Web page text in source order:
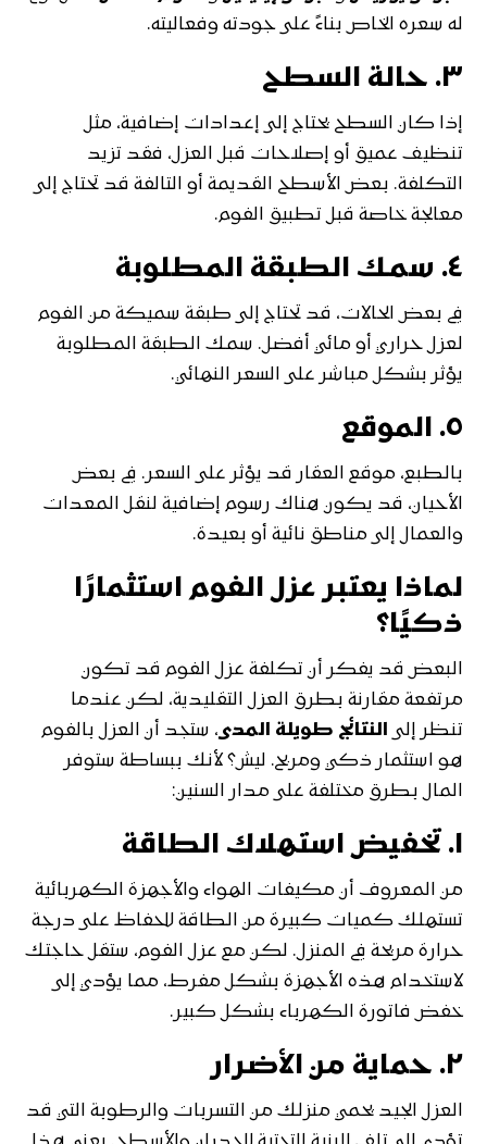
له سعره الخاص بناءً على جودته وفعاليته.
٣. حالة السطح
إذا كان السطح يحتاج إلى إعدادات إضافية، مثل
تنظيف عميق أو إصلاحات قبل العزل، فقد تزيد
التكلفة. بعض الأسطح القديمة أو التالفة قد تحتاج إلى
معالجة خاصة قبل تطبيق الفوم.
٤. سمك الطبقة المطلوبة
في بعض الحالات، قد تحتاج إلى طبقة سميكة من الفوم
لعزل حراري أو مائي أفضل. سمك الطبقة المطلوبة
يؤثر بشكل مباشر على السعر النهائي.
٥. الموقع
بالطبع، موقع العقار قد يؤثر على السعر. في بعض
الأحيان، قد يكون هناك رسوم إضافية لنقل المعدات
والعمال إلى مناطق نائية أو بعيدة.
لماذا يعتبر عزل الفوم استثمارًا
ذكيًا؟
البعض قد يفكر أن تكلفة عزل الفوم قد تكون
مرتفعة مقارنة بطرق العزل التقليدية، لكن عندما
تنظر إلى النتائج طويلة المدى ، ستجد أن العزل بالفوم
هو استثمار ذكي ومربح. ليش؟ لأنك ببساطة ستوفر
المال بطرق مختلفة على مدار السنين:
١. تخفيض استهلاك الطاقة
من المعروف أن مكيفات الهواء والأجهزة الكهربائية
تستهلك كميات كبيرة من الطاقة للحفاظ على درجة
حرارة مريحة في المنزل. لكن مع عزل الفوم، ستقل حاجتك
لاستخدام هذه الأجهزة بشكل مفرط، مما يؤدي إلى
خفض فاتورة الكهرباء بشكل كبير.
٢. حماية من الأضرار
العزل الجيد يحمي منزلك من التسربات والرطوبة التي قد